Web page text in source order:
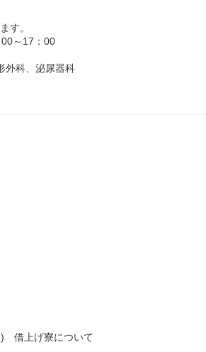
す。
～17：00
外科、泌尿器科
借上げ寮について